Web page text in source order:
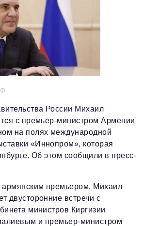
людей — 2025
+7 495 727-01-67
редакции:
редакционная подписка
России Михаил
с премьер-министром Армении
на полях международной
«Иннопром», которая
Об этом сообщили в пресс-
армянским премьером, Михаил
двусторонние встречи с
министров Киргизии
и премьер-министром